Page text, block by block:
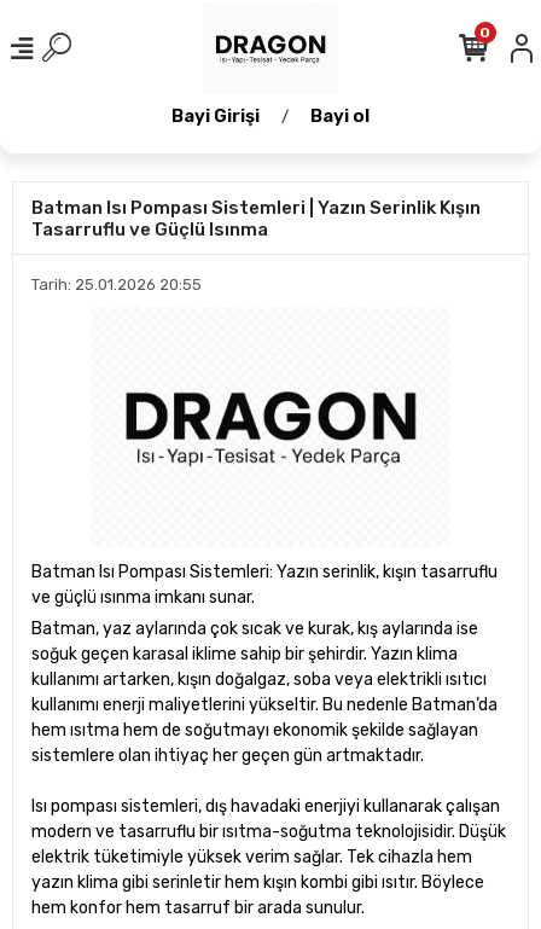
Bayi Girişi / Bayi ol
0
Batman Isı Pompası Sistemleri | Yazın Serinlik Kışın
Tasarruflu ve Güçlü Isınma
Tarih: 25.01.2026 20:55
Batman Isı Pompası Sistemleri: Yazın serinlik, kışın tasarruflu
ve güçlü ısınma imkanı sunar.
Batman, yaz aylarında çok sıcak ve kurak, kış aylarında ise
soğuk geçen karasal iklime sahip bir şehirdir. Yazın klima
kullanımı artarken, kışın doğalgaz, soba veya elektrikli ısıtıcı
kullanımı enerji maliyetlerini yükseltir. Bu nedenle Batman’da
hem ısıtma hem de soğutmayı ekonomik şekilde sağlayan
sistemlere olan ihtiyaç her geçen gün artmaktadır.
Isı pompası sistemleri, dış havadaki enerjiyi kullanarak çalışan
modern ve tasarruflu bir ısıtma-soğutma teknolojisidir. Düşük
elektrik tüketimiyle yüksek verim sağlar. Tek cihazla hem
yazın klima gibi serinletir hem kışın kombi gibi ısıtır. Böylece
hem konfor hem tasarruf bir arada sunulur.